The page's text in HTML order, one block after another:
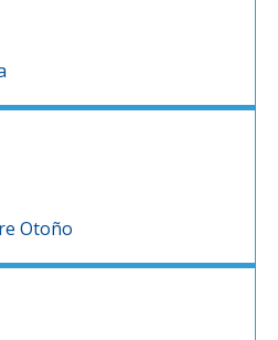
Otoño